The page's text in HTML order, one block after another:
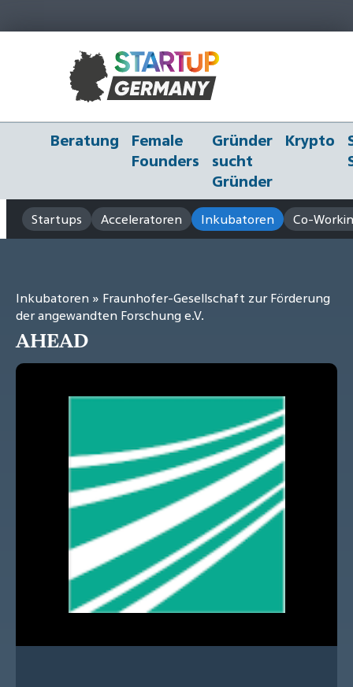
Beratung
Female
Founders
Gründer
sucht
Gründer
Krypto
Startups Acceleratoren Inkubatoren Co-
Inkubatoren » Fraunhofer-Gesellschaft zur Förderung
der angewandten Forschung e.V.
AHEAD